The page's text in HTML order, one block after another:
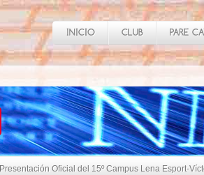
Presentación Oficial del 15º Campus Lena Esport-